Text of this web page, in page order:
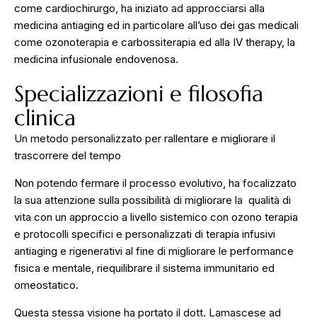
come cardiochirurgo, ha iniziato ad approcciarsi alla
medicina antiaging ed in particolare all’uso dei gas medicali
come ozonoterapia e carbossiterapia ed alla IV therapy, la
medicina infusionale endovenosa.
Specializzazioni e filosofia
clinica
Un metodo personalizzato per rallentare e migliorare il
trascorrere del tempo
Non potendo fermare il processo evolutivo, ha focalizzato
la sua attenzione sulla possibilità di migliorare la qualità di
vita con un approccio a livello sistemico con ozono terapia
e protocolli specifici e personalizzati di terapia infusivi
antiaging e rigenerativi al fine di migliorare le performance
fisica e mentale, riequilibrare il sistema immunitario ed
omeostatico.
Questa stessa visione ha portato il dott. Lamascese ad